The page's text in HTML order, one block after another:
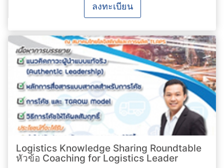
ลงทะเบียน
Logistics Knowledge Sharing Roundtable
หัวข้อ Coaching for Logistics Leader